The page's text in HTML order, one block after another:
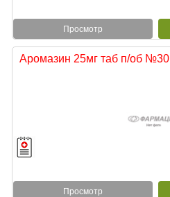
Просмотр
Аромазин 25мг таб п/об №30
Просмотр